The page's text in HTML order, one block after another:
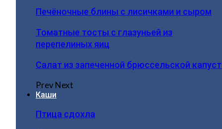
Печёночные блины с лисичками и сыром
Томатные тосты с глазуньей из
перепелиных яиц
Салат из запеченной брюссельской
PrevNext
Каши
Птица сдохла